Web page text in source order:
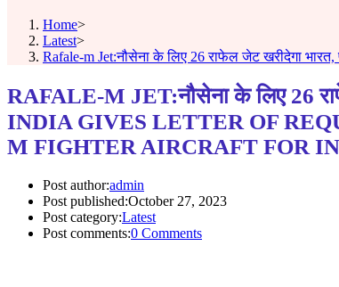
Home>
Latest>
Rafale-m Jet:नौसेना के लिए 26 राफेल जेट खरीदेगा
RAFALE-M JET:नौसेना के लिए 26
INDIA GIVES LETTER OF
M FIGHTER AIRCRAFT FOR
Post author:admin
Post published:October 27, 2023
Post category:Latest
Post comments:0 Comments